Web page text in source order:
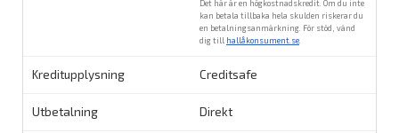
Det här är en högkostnadskredit. Om du inte
kan betala tillbaka hela skulden riskerar du
en betalningsanmärkning. För stöd, vänd
dig till hallåkonsument.se
Creditsafe
Direkt